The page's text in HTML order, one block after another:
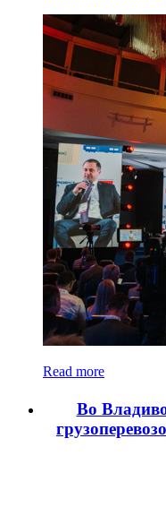
Read more
Во